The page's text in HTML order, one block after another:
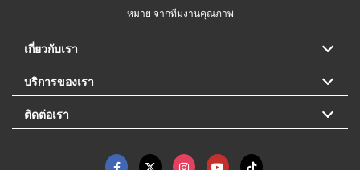
หมาย จากทีมงานคุณภาพ
เกี่ยวกับเรา
บริการของเรา
ติดต่อเรา